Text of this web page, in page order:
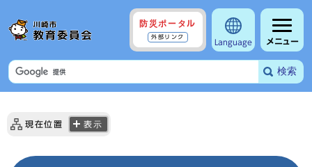
防災ポータル
外部リンク
Language メニュー
検索
現在位置 表示